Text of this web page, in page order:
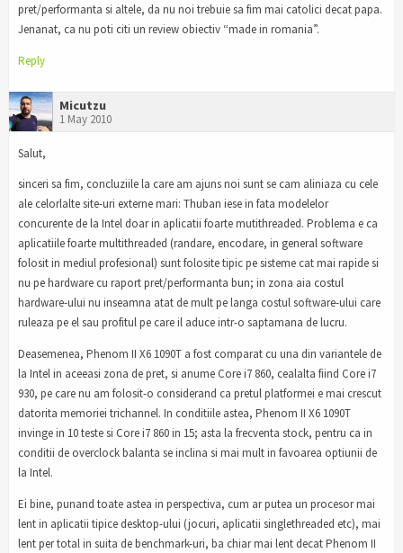
pret/performanta si altele, da nu noi trebuie sa fim mai catolici decat papa.
Jenanat, ca nu poti citi un review obiectiv “made in romania”.
Reply
Micutzu
1 May 2010
Salut,
sinceri sa fim, concluziile la care am ajuns noi sunt se cam aliniaza cu cele
ale celorlalte site-uri externe mari: Thuban iese in fata modelelor
concurente de la Intel doar in aplicatii foarte mutithreaded. Problema e ca
aplicatiile foarte multithreaded (randare, encodare, in general software
folosit in mediul profesional) sunt folosite tipic pe sisteme cat mai rapide si
nu pe hardware cu raport pret/performanta bun; in zona aia costul
hardware-ului nu inseamna atat de mult pe langa costul software-ului care
ruleaza pe el sau profitul pe care il aduce intr-o saptamana de lucru.
Deasemenea, Phenom II X6 1090T a fost comparat cu una din variantele de
la Intel in aceeasi zona de pret, si anume Core i7 860, cealalta fiind Core i7
930, pe care nu am folosit-o considerand ca pretul platformei e mai crescut
datorita memoriei trichannel. In conditiile astea, Phenom II X6 1090T
invinge in 10 teste si Core i7 860 in 15; asta la frecventa stock, pentru ca in
conditii de overclock balanta se inclina si mai mult in favoarea optiunii de
la Intel.
Ei bine, punand toate astea in perspectiva, cum ar putea un procesor mai
lent in aplicatii tipice desktop-ului (jocuri, aplicatii singlethreaded etc), mai
lent per total in suita de benchmark-uri, ba chiar mai lent decat Phenom II